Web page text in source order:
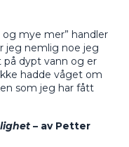
og mye mer” handler
jeg nemlig noe jeg
på dypt vann og er
hadde våget om
som jeg har fått
– av Petter